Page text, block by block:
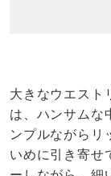
大きなウエスト
は、ハンサムな
ンプルながらリ
いめに引き寄せ